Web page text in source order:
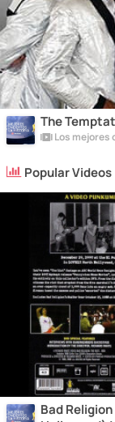
The
Los mejores
Popular Videos
Bad